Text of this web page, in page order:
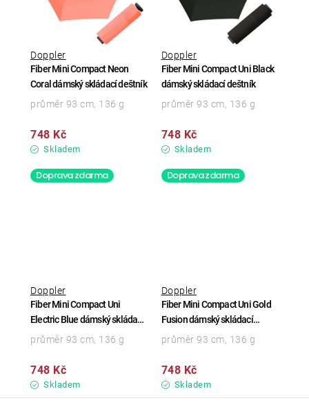
Fiber Mini Compact Neon
Coral dámský skládací deštník
Doppler
Skladem
748 Kč
průměr 93 cm, 136 g
Fiber Mini Compact Uni Black
dámský skládací deštník
Doppler
Skladem
748 Kč
průměr 93 cm, 136 g
Doprava zdarma
Fiber Mini Compact Uni
Electric Blue dámský skládací
deštník
Doppler
Skladem
748 Kč
průměr 93 cm, 136 g
Doprava zdarma
Fiber Mini Compact Uni Gold
Fusion dámský skládací
deštník
Doppler
Skladem
748 Kč
průměr 93 cm, 136 g